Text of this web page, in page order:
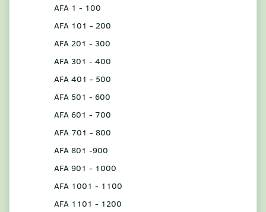
AFA 1 - 100
AFA 101 - 200
AFA 201 - 300
AFA 301 - 400
AFA 401 - 500
AFA 501 - 600
AFA 601 - 700
AFA 701 - 800
AFA 801 -900
AFA 901 - 1000
AFA 1001 - 1100
AFA 1101 - 1200